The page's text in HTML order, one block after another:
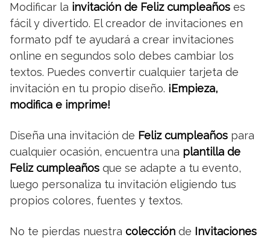
Modificar la invitación de Feliz cumpleaños es
fácil y divertido. El creador de invitaciones en
formato pdf te ayudará a crear invitaciones
online en segundos solo debes cambiar los
textos. Puedes convertir cualquier tarjeta de
invitación en tu propio diseño. ¡Empieza,
modifica e imprime!
Diseña una invitación de Feliz cumpleaños para
cualquier ocasión, encuentra una plantilla de
Feliz cumpleaños que se adapte a tu evento,
luego personaliza tu invitación eligiendo tus
propios colores, fuentes y textos.
No te pierdas nuestra colección de Invitaciones